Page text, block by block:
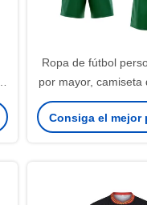
Ropa de fútbol
por mayor, camiseta
manga corta para
Consiga el mejor